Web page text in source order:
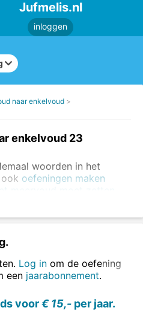
Jufmelis.nl
inloggen
naar enkelvoud
enkelvoud 23
woorden in het
oefeningen maken
en zet daar het
uit of ).
Log in om de oefening
een jaarabonnement.
voor€ 15,- per jaar.